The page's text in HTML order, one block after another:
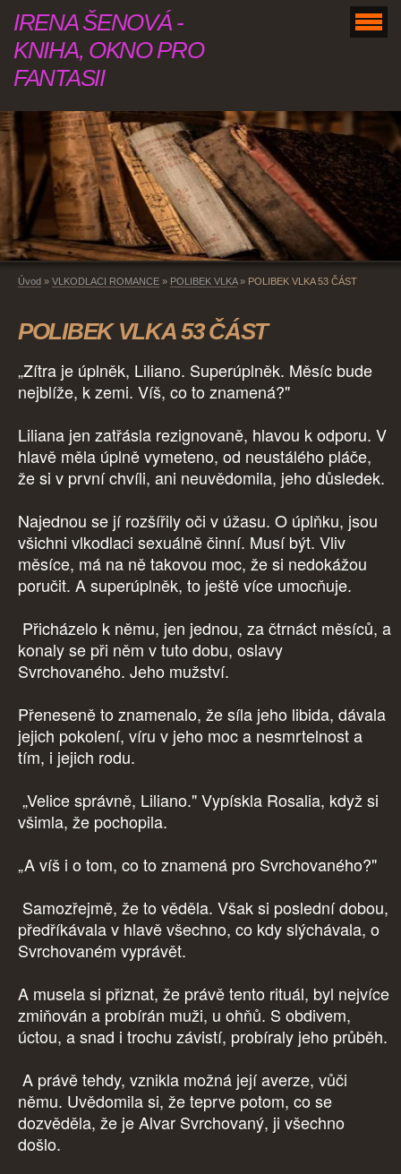
IRENA ŠENOVÁ -
KNIHA, OKNO PRO
FANTASII
Úvod » VLKODLACI ROMANCE » POLIBEK VLKA» POLIBEK VLKA 53 ČÁST
POLIBEK VLKA 53 ČÁST
„Zítra je úplněk, Liliano. Superúplněk. Měsíc bude
nejblíže, k zemi. Víš, co to znamená?"
Liliana jen zatřásla rezignovaně, hlavou k odporu. V
hlavě měla úplně vymeteno, od neustálého pláče,
že si v první chvíli, ani neuvědomila, jeho důsledek.
Najednou se jí rozšířily oči v úžasu. O úplňku, jsou
všichni vlkodlaci sexuálně činní. Musí být. Vliv
měsíce, má na ně takovou moc, že si nedokážou
poručit. A superúplněk, to ještě více umocňuje.
Přicházelo k němu, jen jednou, za čtrnáct měsíců, a
konaly se při něm v tuto dobu, oslavy
Svrchovaného. Jeho mužství.
Přeneseně to znamenalo, že síla jeho libida, dávala
jejich pokolení, víru v jeho moc a nesmrtelnost a
tím, i jejich rodu.
„Velice správně, Liliano." Vypískla Rosalia, když si
všimla, že pochopila.
„A víš i o tom, co to znamená pro Svrchovaného?"
Samozřejmě, že to věděla. Však si poslední dobou,
předříkávala v hlavě všechno, co kdy slýchávala, o
Svrchovaném vyprávět.
A musela si přiznat, že právě tento rituál, byl nejvíce
zmiňován a probírán muži, u ohňů. S obdivem,
úctou, a snad i trochu závistí, probíraly jeho průběh.
A právě tehdy, vznikla možná její averze, vůči
němu. Uvědomila si, že teprve potom, co se
dozvěděla, že je Alvar Svrchovaný, ji všechno
došlo.